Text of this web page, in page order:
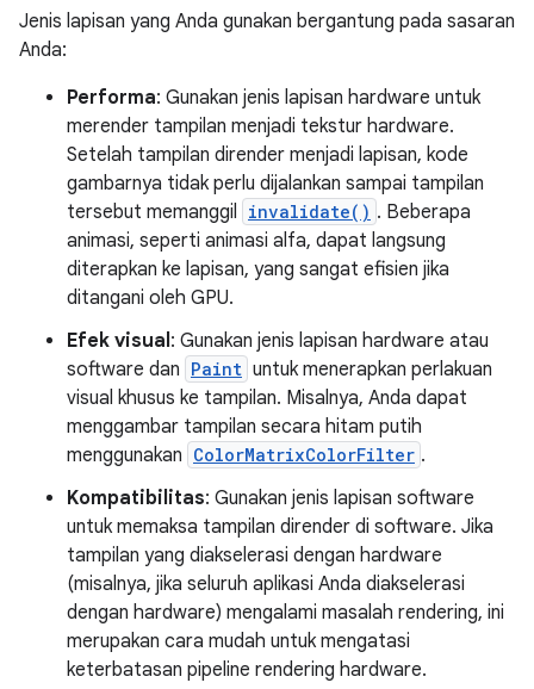
Jenis lapisan yang Anda gunakan bergantung pada sasaran
Anda:
Performa: Gunakan jenis lapisan hardware untuk
merender tampilan menjadi tekstur hardware.
Setelah tampilan dirender menjadi lapisan, kode
gambarnya tidak perlu dijalankan sampai tampilan
tersebut memanggil invalidate() . Beberapa
animasi, seperti animasi alfa, dapat langsung
diterapkan ke lapisan, yang sangat efisien jika
ditangani oleh GPU.
Efek visual: Gunakan jenis lapisan hardware atau
software dan Paint untuk menerapkan perlakuan
visual khusus ke tampilan. Misalnya, Anda dapat
menggambar tampilan secara hitam putih
menggunakan ColorMatrixColorFilter .
Kompatibilitas: Gunakan jenis lapisan software
untuk memaksa tampilan dirender di software. Jika
tampilan yang diakselerasi dengan hardware
(misalnya, jika seluruh aplikasi Anda diakselerasi
dengan hardware) mengalami masalah rendering, ini
merupakan cara mudah untuk mengatasi
keterbatasan pipeline rendering hardware.